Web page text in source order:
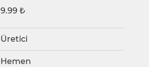
9.99 ₺
Üretici
Hemen